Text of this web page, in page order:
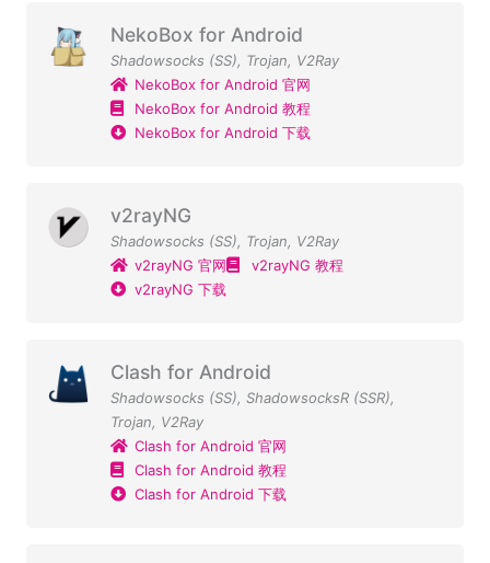
NekoBox for Android
Shadowsocks (SS), Trojan, V2Ray
NekoBox for Android 官网
NekoBox for Android 教程
NekoBox for Android 下载
v2rayNG
Shadowsocks (SS), Trojan, V2Ray
v2rayNG 官网
v2rayNG 教程
v2rayNG 下载
Clash for Android
Shadowsocks (SS), ShadowsocksR (SSR),
Trojan, V2Ray
Clash for Android 官网
Clash for Android 教程
Clash for Android 下载